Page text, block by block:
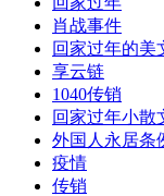
肖战事件
回家过年的美
享云链
1040传销
回家过年小散
外国人永居条
疫情
传销